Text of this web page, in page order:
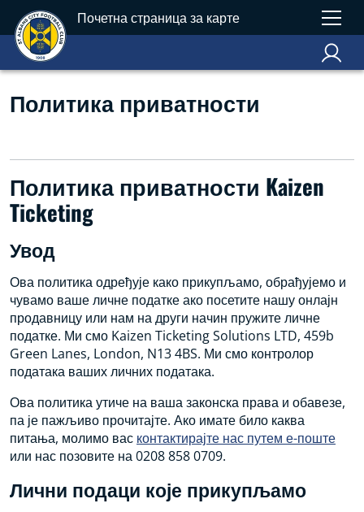
Почетна страница за карте
Политика приватности
Политика приватности Kaizen
Ticketing
Увод
Ова политика одређује како прикупљамо, обрађујемо и
чувамо ваше личне податке ако посетите нашу онлајн
продавницу или нам на други начин пружите личне
податке. Ми смо Kaizen Ticketing Solutions LTD, 459b
Green Lanes, London, N13 4BS. Ми смо контролор
података ваших личних података.
Ова политика утиче на ваша законска права и обавезе,
па је пажљиво прочитајте. Ако имате било каква
питања, молимо вас контактирајте нас путем е-поште
или нас позовите на 0208 858 0709.
Лични подаци које прикупљамо